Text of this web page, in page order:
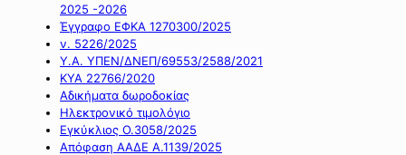
2025 -2026
Έγγραφο ΕΦΚΑ 1270300/2025
ν. 5226/2025
Υ.Α. ΥΠΕΝ/ΔΝΕΠ/69553/2588/2021
ΚΥΑ 22766/2020
Αδικήματα δωροδοκίας
Ηλεκτρονικό τιμολόγιο
Εγκύκλιος Ο.3058/2025
Απόφαση ΑΑΔΕ Α.1139/2025